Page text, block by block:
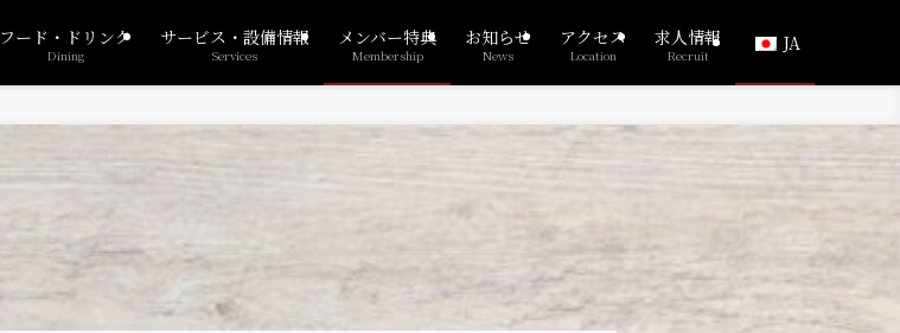
フード・ドリンク
Dining
サービス・設備情報
Services
メンバー特典
Membership
お知らせ
News
アクセス
Location
求人情報
Recruit
JA